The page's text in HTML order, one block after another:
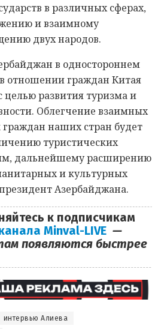
в различных сферах,
и взаимному
двух народов.
в одностороннем
отношении граждан Китая
целью развития туризма и
Облегчение взаимных
граждан наших стран будет
туристических
дальнейшему расширению
и культурных
Азербайджана.
к подписчикам
Minval-LIVE —
появляются быстрее
интервью Алиева